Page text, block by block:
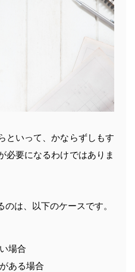
といって、かならずしもす
必要になるわけではありま
は、以下のケースです。
場合
ある場合